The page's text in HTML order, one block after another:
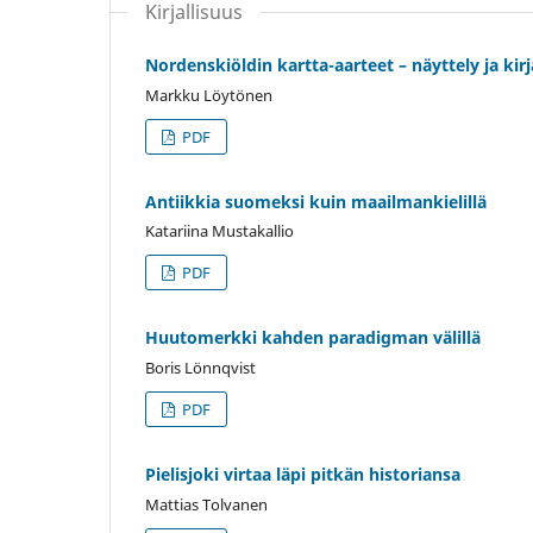
Kirjallisuus
Nordenskiöldin kartta-aarteet – näyttely ja
Markku Löytönen
PDF
Antiikkia suomeksi kuin maailmankielillä
Katariina Mustakallio
PDF
Huutomerkki kahden paradigman välillä
Boris Lönnqvist
PDF
Pielisjoki virtaa läpi pitkän historiansa
Mattias Tolvanen